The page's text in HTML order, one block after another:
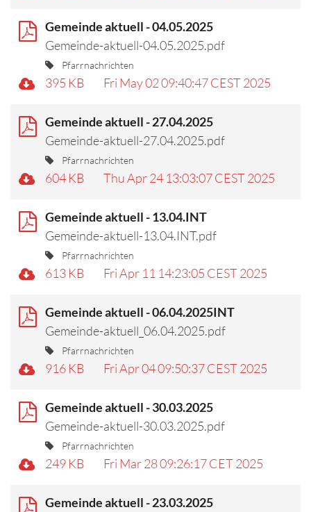
Gemeinde aktuell - 04.05.2025
Gemeinde-aktuell-04.05.2025.pdf
Pfarrnachrichten
395 KB Fri May 02 09:40:47 CEST 2025
Gemeinde aktuell - 27.04.2025
Gemeinde-aktuell-27.04.2025.pdf
Pfarrnachrichten
604 KB Thu Apr 24 13:03:07 CEST 2025
Gemeinde aktuell - 13.04.INT
Gemeinde-aktuell-13.04.INT.pdf
Pfarrnachrichten
613 KB Fri Apr 11 14:23:05 CEST 2025
Gemeinde aktuell - 06.04.2025INT
Gemeinde-aktuell_06.04.2025.pdf
Pfarrnachrichten
916 KB Fri Apr 04 09:50:37 CEST 2025
Gemeinde aktuell - 30.03.2025
Gemeinde-aktuell-30.03.2025.pdf
Pfarrnachrichten
249 KB Fri Mar 28 09:26:17 CET 2025
Gemeinde aktuell - 23.03.2025